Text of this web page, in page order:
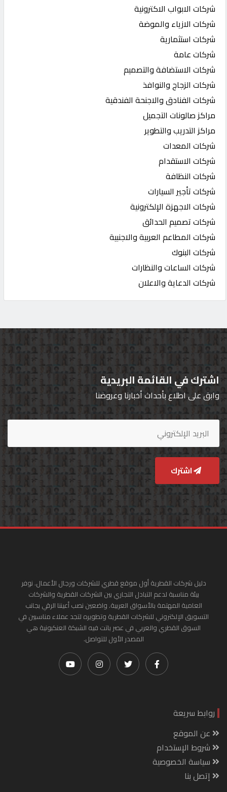
شركات الابواب الاكترونية
شركات الازياء والموضة
شركات استثمارية
شركات عامة
شركات الاستضافة والتصميم
شركات الزجاج والنوافذ
شركات الفنادق والاجنحة الفندقية
مراكز صالونات التجميل
مراكز التدريب والتطوير
شركات المعدات
شركات الاستقدام
شركات النظافة
شركات تأجير السيارات
شركات الاجهزة الإلكترونية
شركات تصميم الحدائق
شركات المطاعم العربية والاجنبية
شركات البنوك
شركات الساعات والنظارات
شركات الدعاية والاعلان
اشترك في القائمة البريدية
وابق على اطلاع بأحداث أخبارنا وعروضنا
اشترك
دليل شركات القطرية أول موقع قطري للشركات ورجال الأعمال. نوفر
بيئة مناسبة لدعم التبادل التجاري بين الشركات القطرية والشركات
العامية المهتمة بالأسواق العربية. واضعين نصب أعيننا الرقي بجانب
التسويق الإلكتروني للشركات القطرية وتطويره لتجد عملاء مناسبين في
السوق القطري والعربي في عصر باتت فيه الشبكة العنكبونية هي
المصدر الأول للتواصل.
روابط سريعة
عن الموقع
شروط الإستخدام
سياسة الخصوصية
إتصل بنا